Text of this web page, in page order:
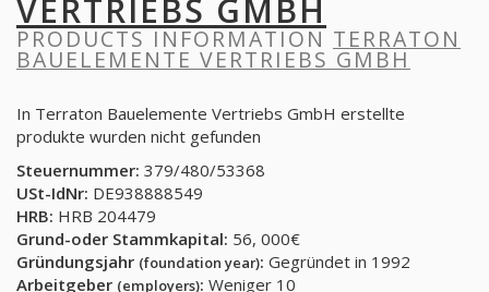
VERTRIEBS GMBH
PRODUCTS INFORMATION TERRATON
BAUELEMENTE VERTRIEBS GMBH
In Terraton Bauelemente Vertriebs GmbH erstellte
produkte wurden nicht gefunden
Steuernummer: 379/480/53368
USt-IdNr: DE938888549
HRB: HRB 204479
Grund-oder Stammkapital: 56, 000€
Gründungsjahr (foundation year): Gegründet in 1992
Arbeitgeber (employers): Weniger 10